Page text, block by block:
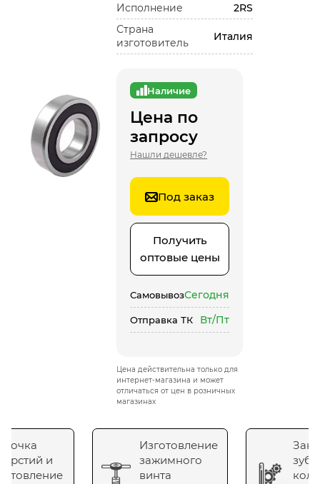
Исполнение
2RS
Страна
изготовитель
Италия
Наличие
Цена по
запросу
Нашли дешевле?
Под заказ
Получить
оптовые цены
СамовывозСегодня
Отправка ТК Вт/Пт
Цена действительна только для
интернет-магазина и может
отличаться от цен в розничных
магазинах
и
Изготовление
зажимного
винта